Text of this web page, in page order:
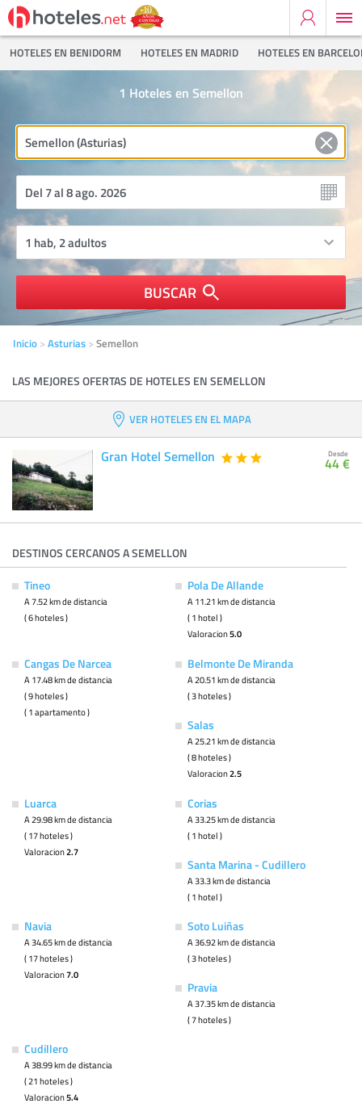
HOTELES EN BENIDORM HOTELES EN MADRID HOTELES EN
Hoteles en Semellon
1
BUSCAR
Inicio Asturias Semellon
LAS MEJORES OFERTAS DE HOTELES EN SEMELLON
VER HOTELES EN EL MAPA
Gran Hotel Semellon Desde
44 €
DESTINOS CERCANOS A SEMELLON
Tineo
A 7.52 km de distancia
( 6 hoteles )
Pola De Allande
A 11.21 km de distancia
( 1 hotel )
Valoracion5.0
Cangas De Narcea
A 17.48 km de distancia
( 9 hoteles )
( 1 apartamento )
Belmonte De Miranda
A 20.51 km de distancia
( 3 hoteles )
Salas
A 25.21 km de distancia
( 8 hoteles )
Valoracion2.5
Luarca
A 29.98 km de distancia
( 17 hoteles )
Valoracion2.7
Corias
A 33.25 km de distancia
( 1 hotel )
Santa Marina - Cudillero
A 33.3 km de distancia
( 1 hotel )
Navia
A 34.65 km de distancia
( 17 hoteles )
Valoracion7.0
Soto Luiñas
A 36.92 km de distancia
( 3 hoteles )
Pravia
A 37.35 km de distancia
( 7 hoteles )
Cudillero
A 38.99 km de distancia
( 21 hoteles )
Valoracion5.4